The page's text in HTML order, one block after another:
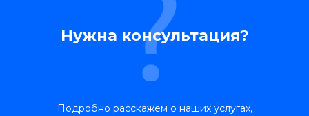
Нужна консультация?
Подробно расскажем о наших услугах,